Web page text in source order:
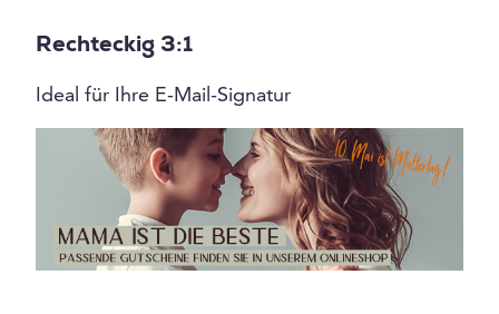
Rechteckig 3:1
Ideal für Ihre E-Mail-Signatur